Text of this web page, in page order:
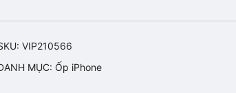
VIP210566
MỤC: Ốp iPhone